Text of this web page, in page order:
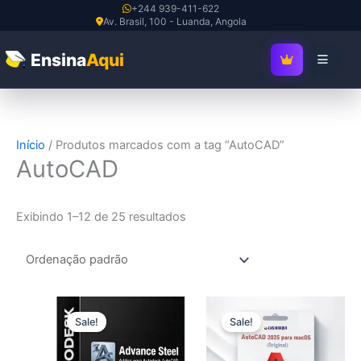
+244 939-411-622
Av. Brasil, 100 - Luanda, Angola
EnsinaAqui SEJA MEMBRO
o
conteúdo
Início / Produtos marcados com a tag “AutoCAD”
AutoCAD
Exibindo 1–12 de 25 resultados
Sale!
preço
original
era:
150,00 R$.30,00 R$.
Sale!
preço
original
era:
30,00 R$.
preço
é: